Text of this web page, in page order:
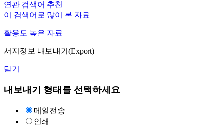
연관 검색어 추천
이 검색어로 많이 본 자료
활용도 높은 자료
서지정보 내보내기(Export)
닫기
내보내기 형태를 선택하세요
메일전송
인쇄